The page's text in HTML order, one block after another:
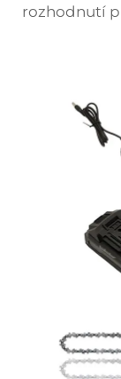
rozhodnutí